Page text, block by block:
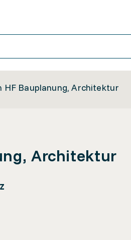
HF Bauplanung, Architektur
Architektur